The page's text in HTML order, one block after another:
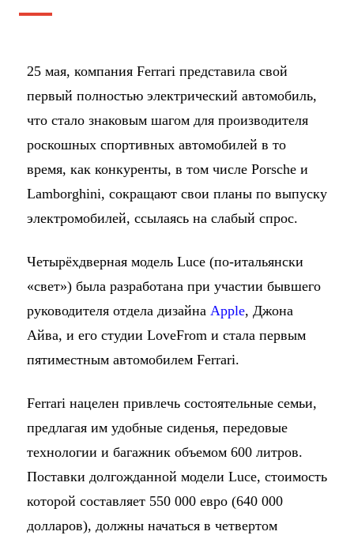
25 мая, компания Ferrari представила свой
первый полностью электрический автомобиль,
что стало знаковым шагом для производителя
роскошных спортивных автомобилей в то
время, как конкуренты, в том числе Porsche и
Lamborghini, сокращают свои планы по выпуску
электромобилей, ссылаясь на слабый спрос.
Четырёхдверная модель Luce (по-итальянски
«свет») была разработана при участии бывшего
руководителя отдела дизайна Apple, Джона
Айва, и его студии LoveFrom и стала первым
пятиместным автомобилем Ferrari.
Ferrari нацелен привлечь состоятельные семьи,
предлагая им удобные сиденья, передовые
технологии и багажник объемом 600 литров.
Поставки долгожданной модели Luce, стоимость
которой составляет 550 000 евро (640 000
долларов), должны начаться в четвертом